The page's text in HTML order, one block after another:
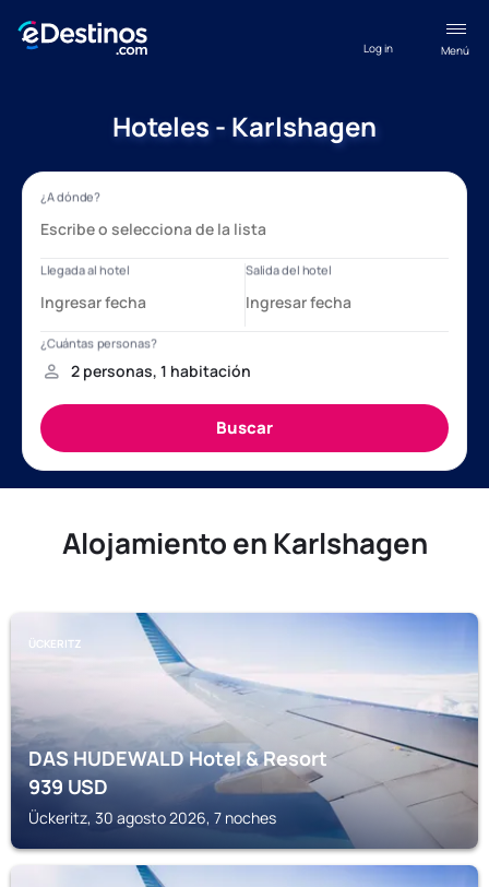
Menú
Log in
Hoteles - Karlshagen
Alojamiento en Karlshagen
ÜCKERITZ
DAS HUDEWALD Hotel & Resort
939USD
Ückeritz, 30 agosto 2026, 7 noches